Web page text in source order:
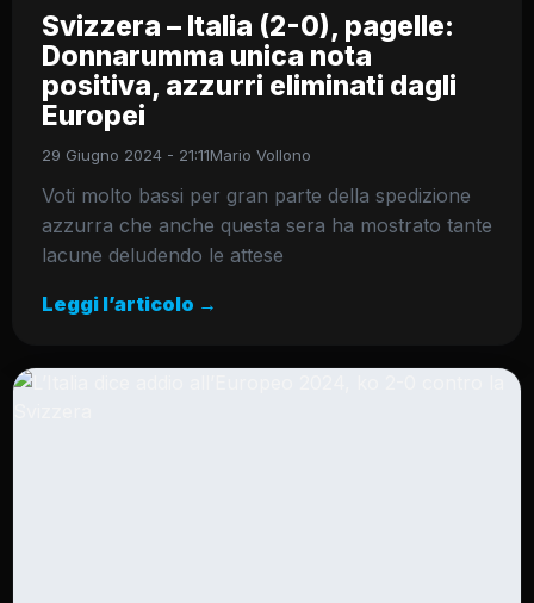
Svizzera – Italia (2-0), pagelle:
Donnarumma unica nota
positiva, azzurri eliminati dagli
Europei
29 Giugno 2024 - 21:11Mario Vollono
Voti molto bassi per gran parte della spedizione
azzurra che anche questa sera ha mostrato tante
lacune deludendo le attese
Leggi l’articolo →